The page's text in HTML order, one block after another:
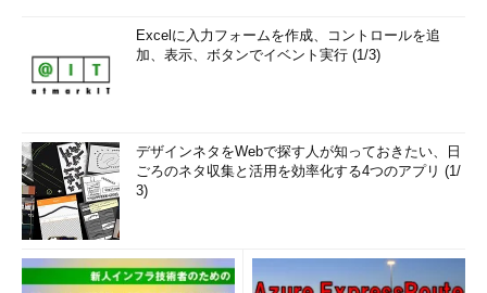
Excelに入力フォームを作成、コントロールを追
加、表示、ボタンでイベント実行 (1/3)
デザインネタをWebで探す人が知っておきたい、日
ごろのネタ収集と活用を効率化する4つのアプリ (1/
3)